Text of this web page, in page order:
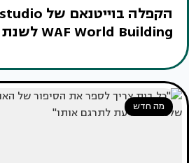
WAF World Building לשנת 2014
מה חדש